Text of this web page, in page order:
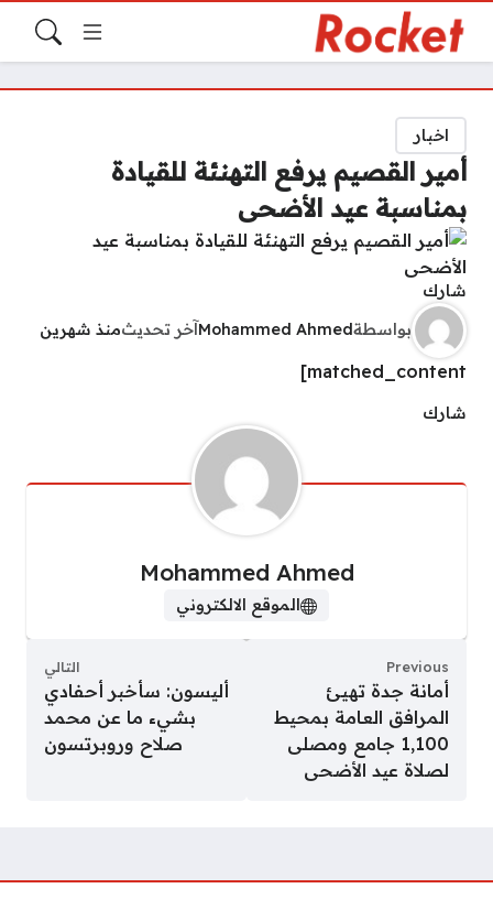
اخبار
أمير القصيم يرفع التهنئة للقيادة
بمناسبة عيد الأضحى
شارك
بواسطةMohammed Ahmed آخر تحديثمنذ شهرين
matched_content]
شارك
Mohammed Ahmed
الموقع الالكتروني
Previous
أمانة جدة تهيئ
المرافق العامة بمحيط
1,100 جامع ومصلى
لصلاة عيد الأضحى
التالي
أليسون: سأخبر أحفادي
بشيء ما عن محمد
صلاح وروبرتسون